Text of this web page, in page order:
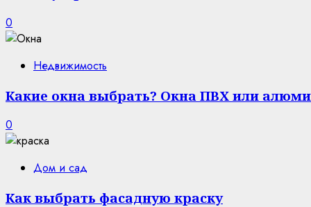
0
Недвижимость
Какие окна выбрать? Окна ПВХ или
0
Дом и сад
Как выбрать фасадную краску